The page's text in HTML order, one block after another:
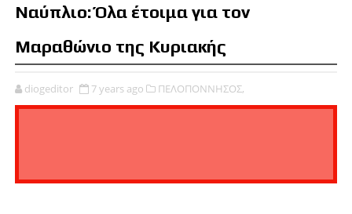
Ναύπλιο: Όλα έτοιμα για τον
Μαραθώνιο της Κυριακής
diogeditor 7 years ago ΠΕΛΟΠΟΝΝΗΣΟΣ,